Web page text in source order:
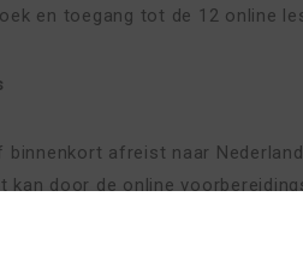
en toegang tot de 12 online
binnenkort afreist naar
kan door de online
online lessen en een test. Alle
je naar kunt luisteren,